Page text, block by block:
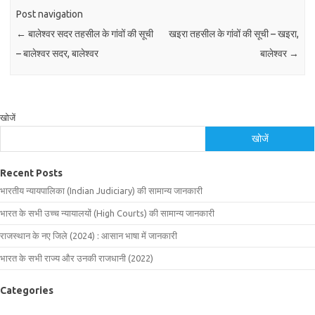
Post navigation
← बालेश्वर सदर तहसील के गांवों की सूची
– बालेश्वर सदर, बालेश्वर
खइरा तहसील के गांवों की सूची – खइरा,
बालेश्वर →
खोजें
खोजें
Recent Posts
भारतीय न्यायपालिका (Indian Judiciary) की सामान्य जानकारी
भारत के सभी उच्च न्यायालयों (High Courts) की सामान्य जानकारी
राजस्थान के नए जिले (2024) : आसान भाषा में जानकारी
भारत के सभी राज्य और उनकी राजधानी (2022)
Categories